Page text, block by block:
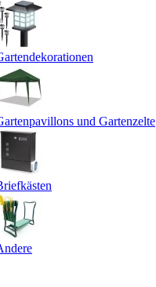
und Gartenzelte